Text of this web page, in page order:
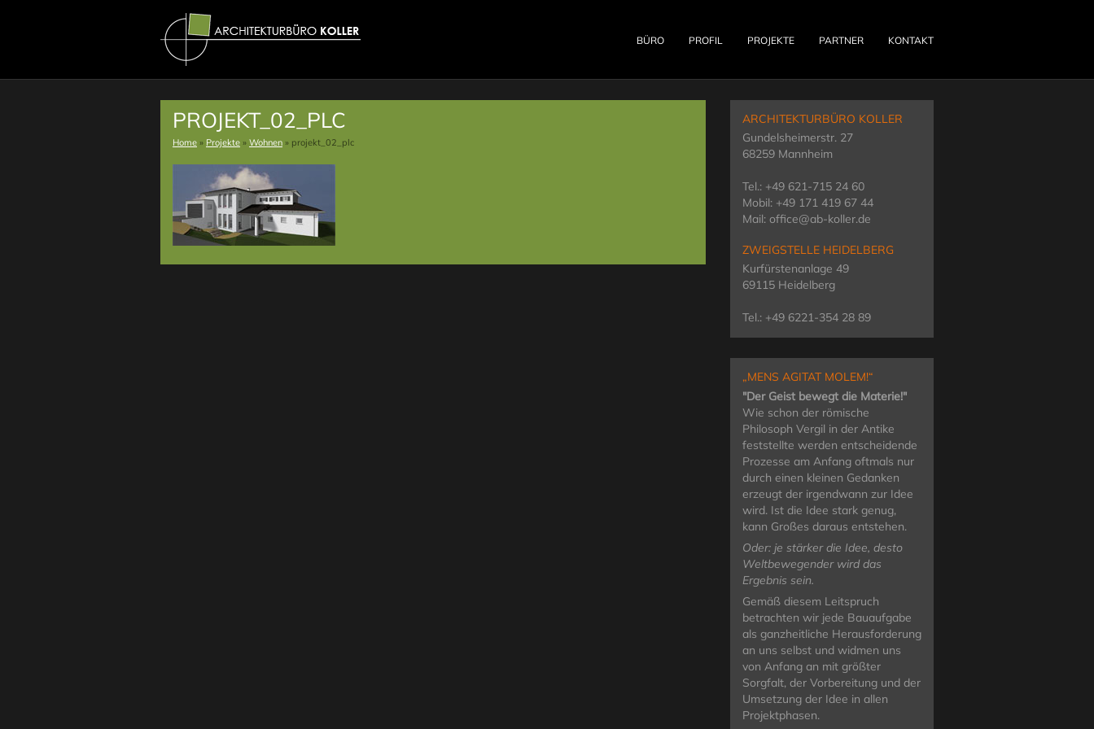
BÜRO PROFIL PROJEKTE PARTNER KONTAKT
PROJEKT_02_PLC
Home » Projekte » Wohnen » projekt_02_plc
ARCHITEKTURBÜRO KOLLER
Gundelsheimerstr. 27
68259 Mannheim
Tel.: +49 621-715 24 60
Mobil: +49 171 419 67 44
Mail: office@ab-koller.de
ZWEIGSTELLE HEIDELBERG
Kurfürstenanlage 49
69115 Heidelberg
Tel.: +49 6221-354 28 89
„MENS AGITAT MOLEM!“
"Der Geist bewegt die Materie!"
Wie schon der römische
Philosoph Vergil in der Antike
feststellte werden entscheidende
Prozesse am Anfang oftmals nur
durch einen kleinen Gedanken
erzeugt der irgendwann zur Idee
wird. Ist die Idee stark genug,
kann Großes daraus entstehen.
Oder: je stärker die Idee, desto
Weltbewegender wird das
Ergebnis sein.
Gemäß diesem Leitspruch
betrachten wir jede Bauaufgabe
als ganzheitliche Herausforderung
an uns selbst und widmen uns
von Anfang an mit größter
Sorgfalt, der Vorbereitung und der
Umsetzung der Idee in allen
Projektphasen.